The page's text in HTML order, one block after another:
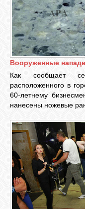
TWITTER
FACEBOOK
Вооруженные
Как сообщает
расположенного в
60-летнему
нанесены ножевые